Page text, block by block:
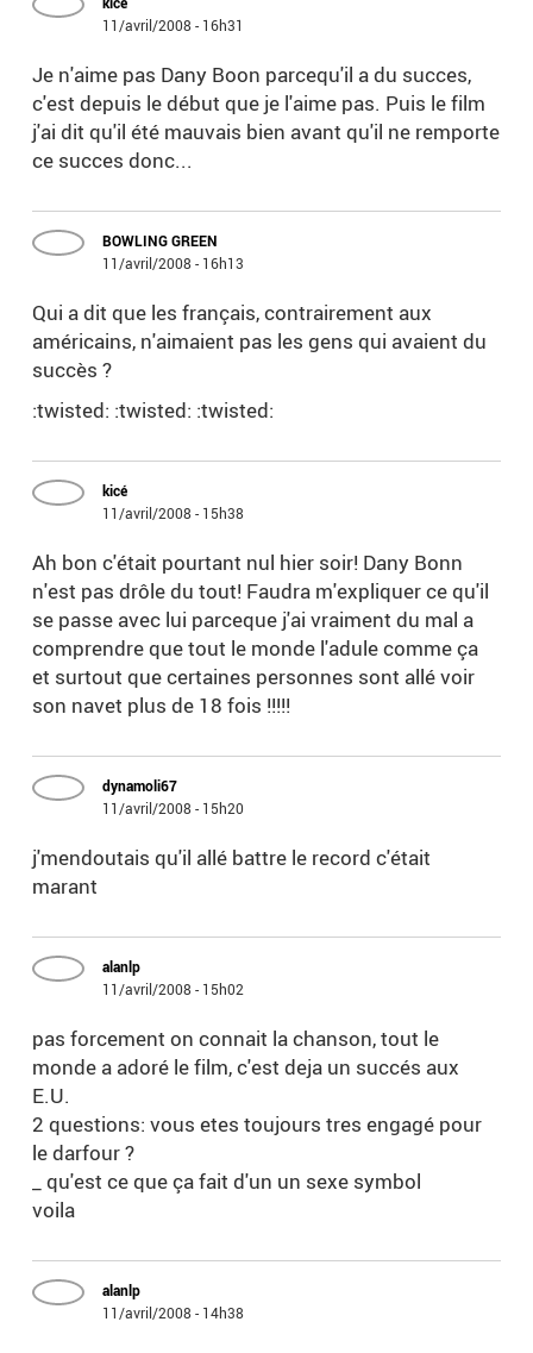
11/avril/2008 - 16h31
Je n'aime pas Dany Boon parcequ'il a du succes,
c'est depuis le début que je l'aime pas. Puis le film
j'ai dit qu'il été mauvais bien avant qu'il ne remporte
ce succes donc...
BOWLING GREEN
11/avril/2008 - 16h13
Qui a dit que les français, contrairement aux
américains, n'aimaient pas les gens qui avaient du
succès ?
:twisted: :twisted: :twisted:
kicé
11/avril/2008 - 15h38
Ah bon c'était pourtant nul hier soir! Dany Bonn
n'est pas drôle du tout! Faudra m'expliquer ce qu'il
se passe avec lui parceque j'ai vraiment du mal a
comprendre que tout le monde l'adule comme ça
et surtout que certaines personnes sont allé voir
son navet plus de 18 fois !!!!!
dynamoli67
11/avril/2008 - 15h20
j'mendoutais qu'il allé battre le record c'était
marant
alanlp
11/avril/2008 - 15h02
pas forcement on connait la chanson, tout le
monde a adoré le film, c'est deja un succés aux
E.U.
2 questions: vous etes toujours tres engagé pour
le darfour ?
_ qu'est ce que ça fait d'un un sexe symbol
voila
alanlp
11/avril/2008 - 14h38